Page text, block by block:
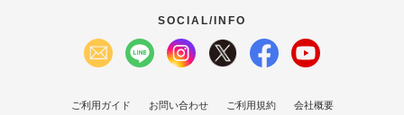
SOCIAL/INFO
ご利用ガイド お問い合わせ ご利用規約
会社概要